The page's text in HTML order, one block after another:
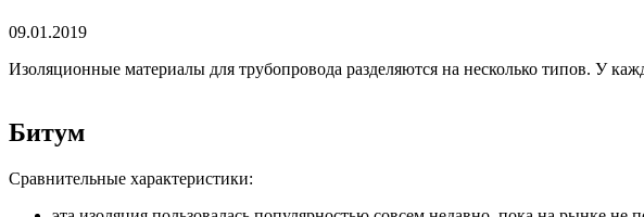
09.01.2019
Изоляционные материалы для трубопровода разделяются на несколько типов. У
Битум
Сравнительные характеристики: